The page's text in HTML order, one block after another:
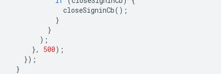
closeSigninCb();
}
}
);
},
500);
});
}